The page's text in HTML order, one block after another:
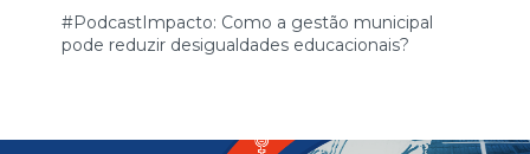
#PodcastImpacto: Como a gestão municipal
pode reduzir desigualdades educacionais?